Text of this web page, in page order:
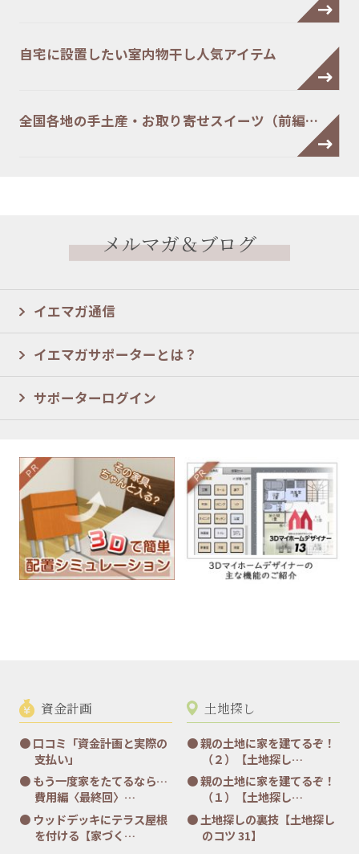
自宅に設置したい室内物干し人気アイテム
全国各地の手土産・お取り寄せスイーツ（前編…
メルマガ＆ブログ
イエマガ通信
イエマガサポーターとは？
サポーターログイン
資金計画
口コミ「資金計画と実際の
支払い」
もう一度家をたてるなら…
費用編〈最終回〉…
ウッドデッキにテラス屋根
を付ける【家づく…
土地探し
親の土地に家を建てるぞ！
（２）【土地探し…
親の土地に家を建てるぞ！
（１）【土地探し…
土地探しの裏技【土地探し
のコツ 31】